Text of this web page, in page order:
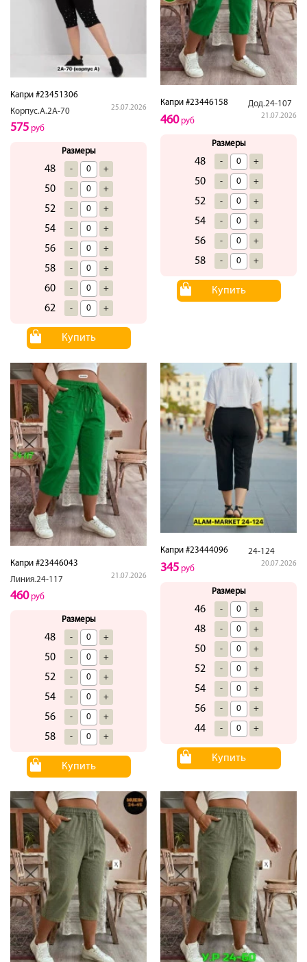
Капри #23451306
Корпус.А.2А-70
25.07.2026
575 руб
Размеры
48 - +
50 - +
52 - +
54 - +
56 - +
58 - +
60 - +
62 - +
Купить
Капри #23446158 Дод.24-107
21.07.2026
460руб
Размеры
48 - +
50 - +
52 - +
54 - +
56 - +
58 - +
Купить
Капри #23446043
Линия.24-117
21.07.2026
460руб
Размеры
48 - +
50 - +
52 - +
54 - +
56 - +
58 - +
Купить
Капри #23444096 24-124
20.07.2026
345 руб
Размеры
46 - +
48 - +
50 - +
52 - +
54 - +
56 - +
44 - +
Купить